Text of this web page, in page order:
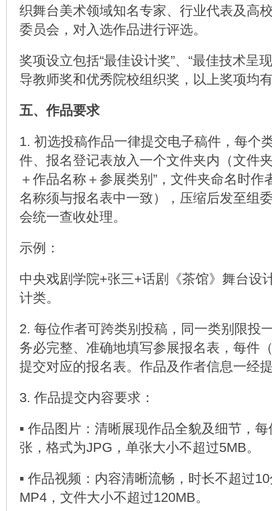
织舞台美术领域知名专家、行业代表及高
委员会，对入选作品进行评选。
奖项设立包括“最佳设计奖”、“最佳技术呈
导教师奖和优秀院校组织奖，以上奖项均
五、作品要求
1. 初选投稿作品一律提交电子稿件，每个
件、报名登记表放入一个文件夹内（文件
＋作品名称＋参展类别”，文件夹命名时作
名称须与报名表中一致），压缩后发至组
会统一查收处理。
示例：
中央戏剧学院+张三+话剧《茶馆》舞台设
计类。
2. 每位作者可跨类别投稿，同一类别限投
务必完整、准确地填写参展报名表，每件
提交对应的报名表。作品及作者信息一经
3. 作品提交内容要求：
▪ 作品图片：清晰展现作品全貌及细节，
张，格式为JPG，单张大小不超过5MB。
▪ 作品视频：内容清晰流畅，时长不超过
MP4，文件大小不超过120MB。